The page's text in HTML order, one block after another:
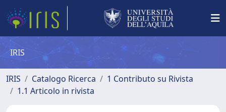
IRIS
IRIS Catalogo Ricerca
1 Contributo su Rivista
1.1 Articolo in rivista